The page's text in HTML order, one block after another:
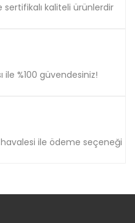
kaliteli ürünlerdir
ile %100 güvendesiniz!
ile ödeme seçeneği